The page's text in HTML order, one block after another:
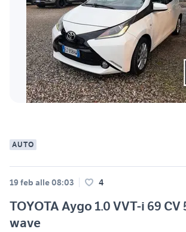
AUTO
19 feb alle 08:03 4
TOYOTA Aygo 1.0 VVT-i 69
wave